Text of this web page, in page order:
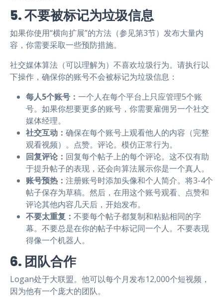
5. 不要被标记为垃圾信息
如果你使用“横向扩展”的方法（参见第3节）发布大量内
容，你需要采取一些预防措施。
社交媒体算法（可以理解为）不喜欢垃圾行为。请执行以
下操作，确保你的账号不会被标记为垃圾信息：
每人5个账号： 一个人在每个平台上只应管理5个账
号。如果你想要更多的账号，你需要雇佣另一个社交
媒体经理。
社交互动： 确保在每个账号上观看他人的内容（完整
观看视频）。点赞。评论。模仿正常行为。
回复评论： 回复每个帖子上的每个评论。这不仅有助
于提升帖子的表现，还会向算法展示你是一个真人。
账号预热： 注册账号时添加头像和个人简介。将3-4个
帖子保存为草稿。然后，在用这个账号观看、点赞和
评论其他内容几天后，开始发布。
不要太重复： 不要每个帖子都复制和粘贴相同的字
幕。不要总是在你的帖子中标记同一个人。不要表现
得像一个机器人。
6. 团队合作
Logan处于大联盟。他可以每个月发布12,000个短视频，
因为他有一个庞大的团队。